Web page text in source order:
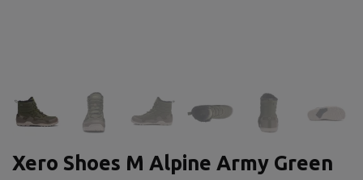
Xero Shoes M Alpine Army Green